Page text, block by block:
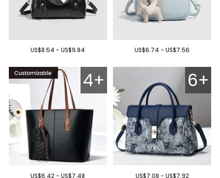
US$6.74 - US$7.56
US$8.54 - US$9.84
6+
US$7.08 - US$7.92
4+
US$6.42 - US$7.48